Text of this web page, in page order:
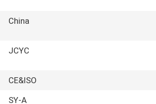
China
JCYC
CE&ISO
SY-A